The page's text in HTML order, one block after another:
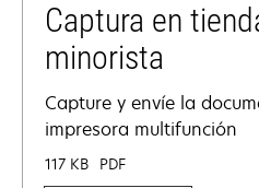
Captura en
minorista
Capture y envíe la
impresora multifunción
117 KB PDF